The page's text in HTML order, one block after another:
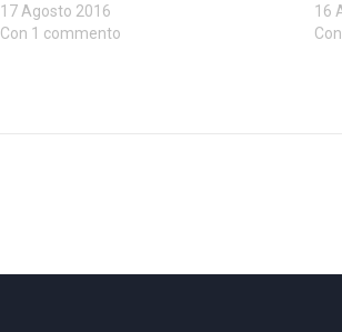
17 Agosto 2016
Con 1 commento
16